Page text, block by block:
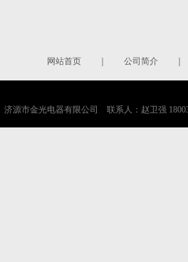
网站首页 公司简介
济源市金光电器有限公司 联系人：赵卫强